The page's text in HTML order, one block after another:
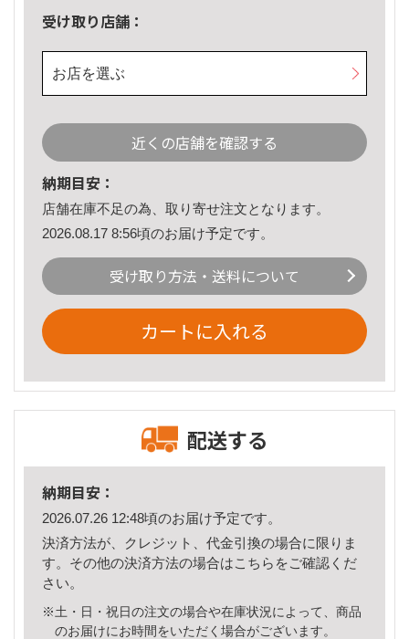
受け取り店舗：
お店を選ぶ
近くの店舗を確認する
納期目安：
店舗在庫不足の為、取り寄せ注文となります。
2026.08.17 8:56頃のお届け予定です。
受け取り方法・送料について
カートに入れる
配送する
納期目安：
2026.07.26 12:48頃のお届け予定です。
決済方法が、クレジット、代金引換の場合に限りま
す。その他の決済方法の場合はこちら をご確認くだ
さい。
※土・日・祝日の注文の場合や在庫状況によって、商品
のお届けにお時間をいただく場合がございます。